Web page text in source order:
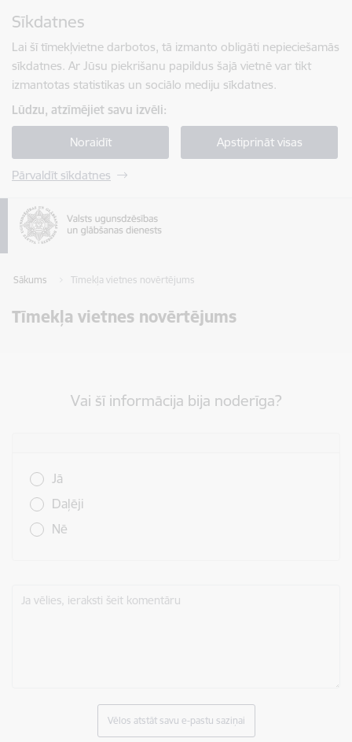
Sīkdatnes
Lai šī tīmekļvietne darbotos, tā izmanto obligāti nepieciešamās
sīkdatnes. Ar Jūsu piekrišanu papildus šajā vietnē var tikt
izmantotas statistikas un sociālo mediju sīkdatnes.
Lūdzu, atzīmējiet savu izvēli:
Noraidīt Apstiprināt visas
Pārvaldīt sīkdatnes
Sākums Tīmekļa vietnes novērtējums
Tīmekļa vietnes novērtējums
Vai šī informācija bija noderīga?
Jā
Daļēji
Nē
Ja vēlies, ieraksti šeit komentāru
Vēlos atstāt savu e-pastu saziņai